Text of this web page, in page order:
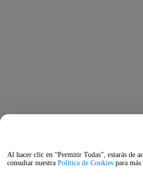
Al hacer clic en “Permitir Todas”, estarás de
consultar nuestra Política de Cookies para